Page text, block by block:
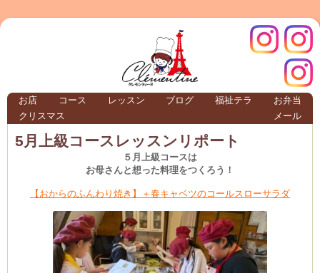
クレモンティーヌ – 新百合ヶ丘の料理教
お店 コース レッスン ブログ 福祉テラ
お弁当
クリスマス
メール
インス
クレモ
ンティ
5月上級コースレッスンリポート
５月上級コースは
お母さんと想った料理をつくろう！
【おからのふんわり焼き】＋春キャベツのコールスローサラダ